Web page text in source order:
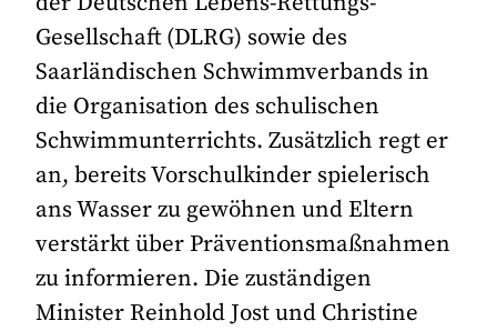
Gesellschaft (DLRG) sowie des
Saarländischen Schwimmverbands in
die Organisation des schulischen
Schwimmunterrichts. Zusätzlich regt er
an, bereits Vorschulkinder spielerisch
ans Wasser zu gewöhnen und Eltern
verstärkt über Präventionsmaßnahmen
zu informieren. Die zuständigen
Minister Reinhold Jost und Christine